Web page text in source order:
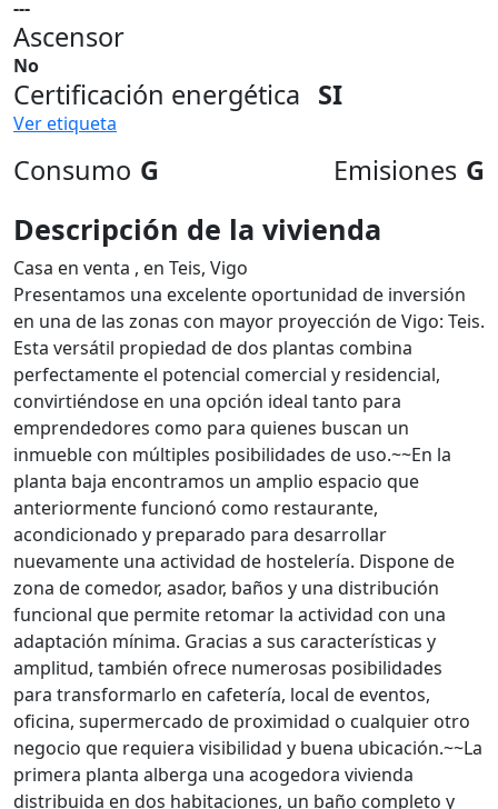
---
Ascensor
No
Certificación energética SI
Ver etiqueta
Consumo G Emisiones G
Descripción de la vivienda
Casa en venta , en Teis, Vigo
Presentamos una excelente oportunidad de inversión
en una de las zonas con mayor proyección de Vigo: Teis.
Esta versátil propiedad de dos plantas combina
perfectamente el potencial comercial y residencial,
convirtiéndose en una opción ideal tanto para
emprendedores como para quienes buscan un
inmueble con múltiples posibilidades de uso.~~En la
planta baja encontramos un amplio espacio que
anteriormente funcionó como restaurante,
acondicionado y preparado para desarrollar
nuevamente una actividad de hostelería. Dispone de
zona de comedor, asador, baños y una distribución
funcional que permite retomar la actividad con una
adaptación mínima. Gracias a sus características y
amplitud, también ofrece numerosas posibilidades
para transformarlo en cafetería, local de eventos,
oficina, supermercado de proximidad o cualquier otro
negocio que requiera visibilidad y buena ubicación.~~La
primera planta alberga una acogedora vivienda
distribuida en dos habitaciones, un baño completo y